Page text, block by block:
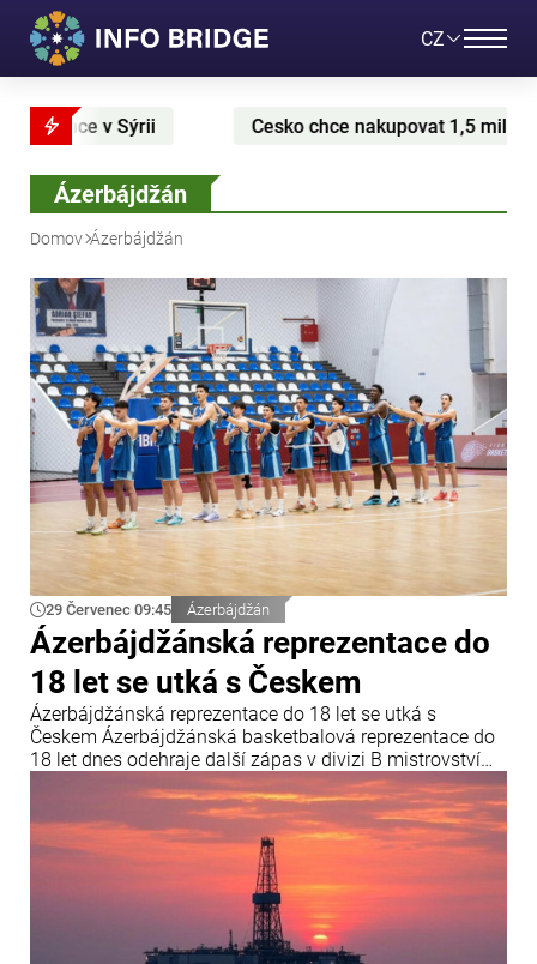
CZ
chce nakupovat 1,5 miliardy kubickych metru plynu z USA
Ázerbájdžán
Domov Ázerbájdžán
29 Červenec 09:45 Ázerbájdžán
Ázerbájdžánská reprezentace do
18 let se utká s Českem
Ázerbájdžánská reprezentace do 18 let se utká s
Českem Ázerbájdžánská basketbalová reprezentace do
18 let dnes odehraje další zápas v divizi B mistrovství
Evropy FIBA. V závěrečném kole skupiny B se
ázerbájdžánský tým utká s reprezentací České republiky.
Utkání se odehraje v chorvatské Opatiji a začne ve 18:00
středoevropského letního času.